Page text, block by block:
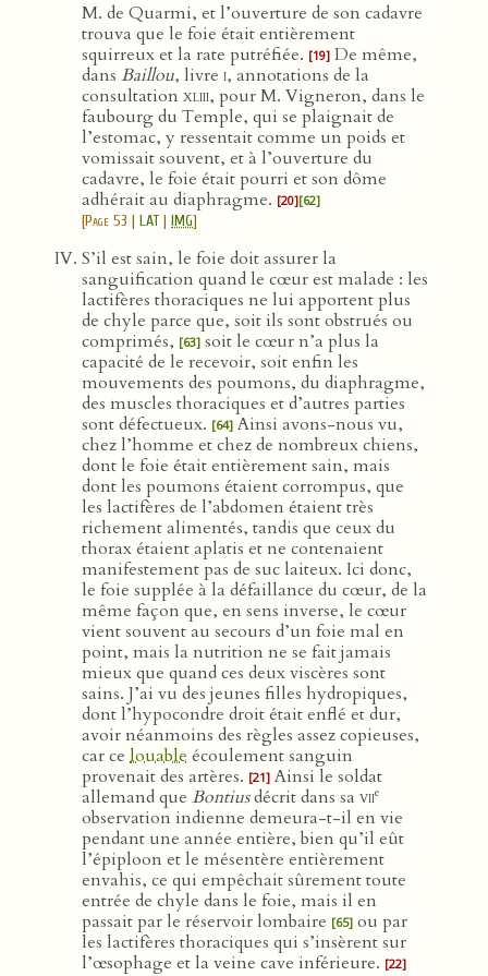
M. de Quarmi, et l’ouverture de son cadavre
trouva que le foie était entièrement
squirreux et la rate putréfiée. [19] De même,
dans Baillou, livre i, annotations de la
consultation xliii, pour M. Vigneron, dans le
faubourg du Temple, qui se plaignait de
l’estomac, y ressentait comme un poids et
vomissait souvent, et à l’ouverture du
cadavre, le foie était pourri et son dôme
adhérait au diaphragme. [20][62]
[Page 53 | LAT| IMG]
S’il est sain, le foie doit assurer la
sanguification quand le cœur est malade : les
lactifères thoraciques ne lui apportent plus
de chyle parce que, soit ils sont obstrués ou
comprimés, [63] soit le cœur n’a plus la
capacité de le recevoir, soit enfin les
mouvements des poumons, du diaphragme,
des muscles thoraciques et d’autres parties
sont défectueux. [64] Ainsi avons-nous vu,
chez l’homme et chez de nombreux chiens,
dont le foie était entièrement sain, mais
dont les poumons étaient corrompus, que
les lactifères de l’abdomen étaient très
richement alimentés, tandis que ceux du
thorax étaient aplatis et ne contenaient
manifestement pas de suc laiteux. Ici donc,
le foie supplée à la défaillance du cœur, de la
même façon que, en sens inverse, le cœur
vient souvent au secours d’un foie mal en
point, mais la nutrition ne se fait jamais
mieux que quand ces deux viscères sont
sains. J’ai vu des jeunes filles hydropiques,
dont l’hypocondre droit était enflé et dur,
avoir néanmoins des règles assez copieuses,
car ce louable écoulement sanguin
provenait des artères. [21] Ainsi le soldat
allemand que Bontiusdécrit dans sa viie
observation indienne demeura-t-il en vie
pendant une année entière, bien qu’il eût
l’épiploon et le mésentère entièrement
envahis, ce qui empêchait sûrement toute
entrée de chyle dans le foie, mais il en
passait par le réservoir lombaire [65] ou par
les lactifères thoraciques qui s’insèrent sur
l’œsophage et la veine cave inférieure. [22]